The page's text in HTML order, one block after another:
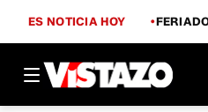
ES NOTICIA HOY